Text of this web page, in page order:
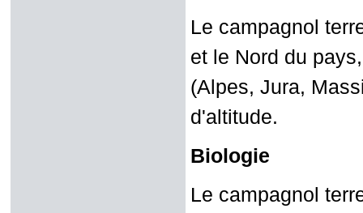
Le campagnol
et le Nord du
(Alpes, Jura,
d'altitude.
Biologie
Le campagnol